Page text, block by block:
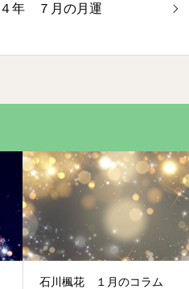
４年 ７月の月運
石川楓花 １月のコラム